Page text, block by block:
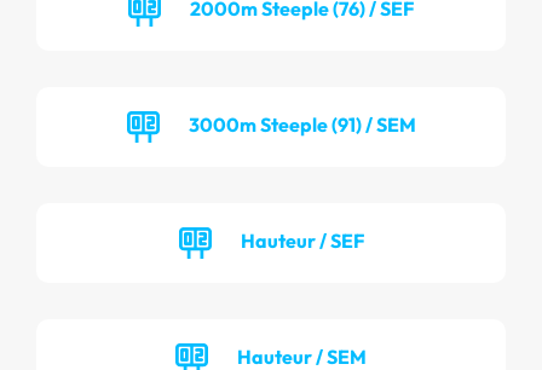
2000m Steeple (76) / SEF
3000m Steeple (91) / SEM
Hauteur / SEF
Hauteur / SEM